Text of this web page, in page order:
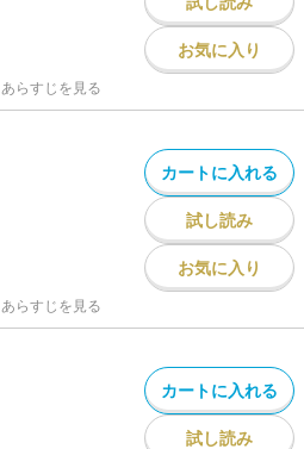
お気に入り
あらすじを見る
カートに入れる
試し読み
お気に入り
あらすじを見る
カートに入れる
試し読み